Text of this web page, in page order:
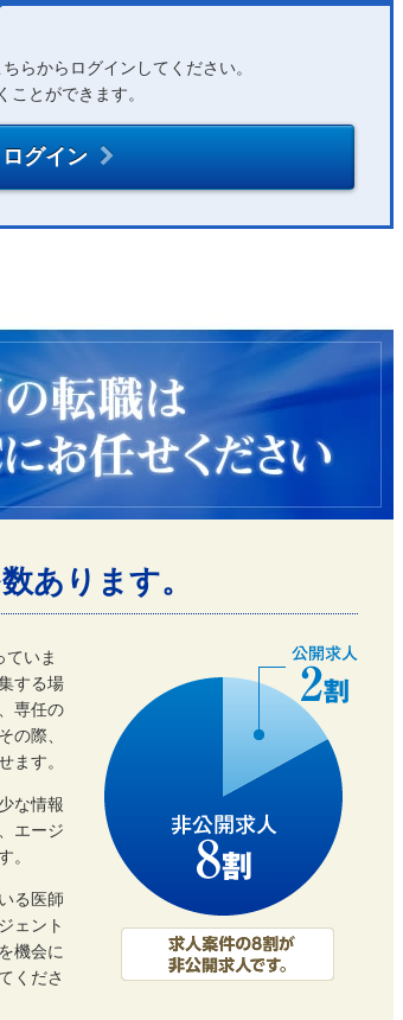
らからログインしてください。
ことができます。
グイン
あります。
ていま
する場
専任の
の際、
ます。
な情報
エージ
。
る医師
ェント
機会に
くださ